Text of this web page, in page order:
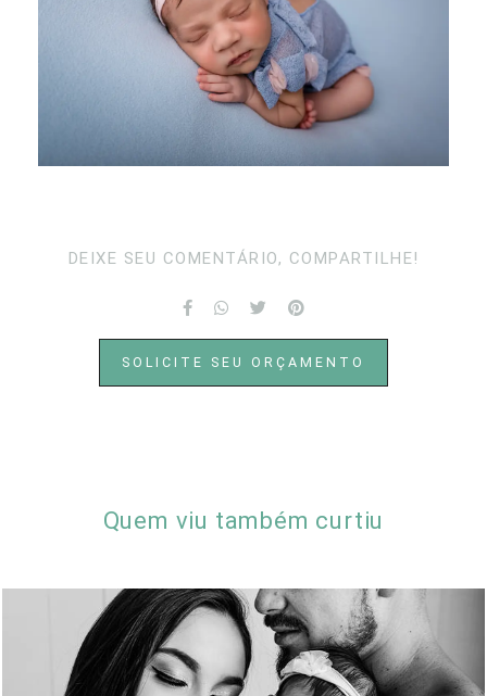
DEIXE SEU COMENTÁRIO, COMPARTILHE!
SOLICITE SEU ORÇAMENTO
Quem viu também curtiu